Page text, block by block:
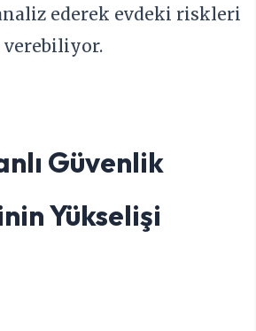
ederek evdeki riskleri
verebiliyor.
Güvenlik
Yükselişi